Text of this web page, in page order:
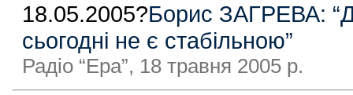
18.05.2005?Борис ЗАГРЕВА:
сьогодні не є стабільною”
Радіо “Ера”, 18 травня 2005 р.